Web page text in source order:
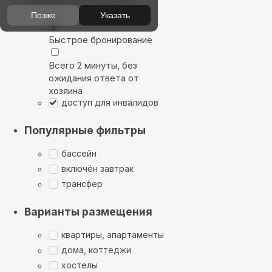
Быстрое бронирование
Всего 2 минуты, без
ожидания ответа от
хозяина
доступ для инвалидов
Популярные фильтры
бассейн
включён завтрак
трансфер
Варианты размещения
квартиры, апартаменты
дома, коттеджи
хостелы
Позже Указать